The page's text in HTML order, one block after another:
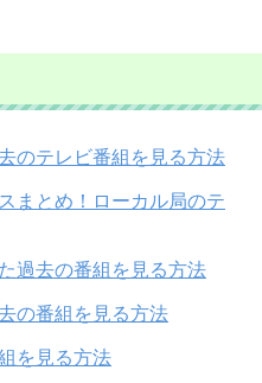
のテレビ番組を見る方法
まとめ！ローカル局のテ
過去の番組を見る方法
の番組を見る方法
を見る方法